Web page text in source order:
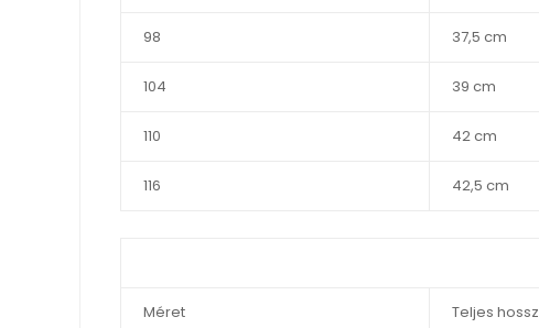
98 37,5 cm
104 39 cm
110 42 cm
116 42,5 cm
Méret Teljes hossz